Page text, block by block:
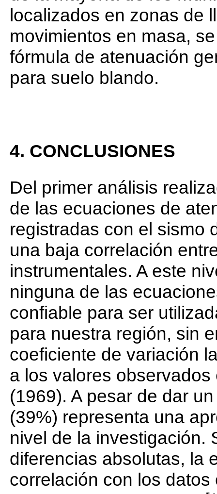
localizados en zonas de
movimientos en masa,
fórmula de atenuación
para suelo blando.
4. CONCLUSIONES
Del primer análisis
de las ecuaciones de
registradas con el sismo
una baja correlación
instrumentales. A este
ninguna de las
confiable para ser
para nuestra región, sin
coeficiente de variación
a los valores
(1969). A pesar de dar
(39%) representa una
nivel de la investigación.
diferencias absolutas, la
correlación con los